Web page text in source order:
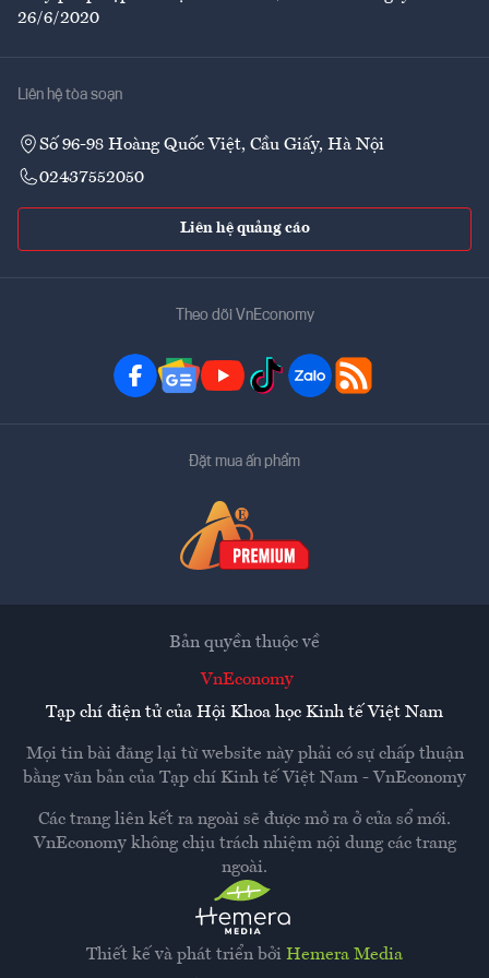
26/6/2020
Liên hệ tòa soạn
Số 96-98 Hoàng Quốc Việt, Cầu Giấy, Hà Nội
02437552050
Liên hệ quảng cáo
Theo dõi VnEconomy
Đặt mua ấn phẩm
Thiết kế và phát triển bởi Hemera Media
Bản quyền thuộc về
VnEconomy
Tạp chí điện tử của Hội Khoa học Kinh tế Việt Nam
Mọi tin bài đăng lại từ website này phải có sự chấp thuận
bằng văn bản của Tạp chí Kinh tế Việt Nam - VnEconomy
Các trang liên kết ra ngoài sẽ được mở ra ở cửa sổ mới.
VnEconomy không chịu trách nhiệm nội dung các trang
ngoài.